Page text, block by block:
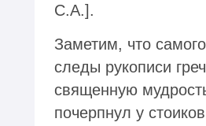
С.А.].
Заметим, что
следы рукописи
священную
почерпнул у